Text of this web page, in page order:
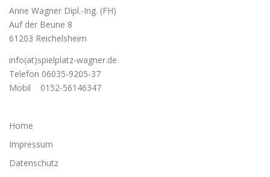
Anne Wagner Dipl.-Ing. (FH)
Auf der Beune 8
61203 Reichelsheim
info(at)spielplatz-wagner.de
Telefon 06035-9205-37
Mobil 0152-56146347
Home
Impressum
Datenschutz